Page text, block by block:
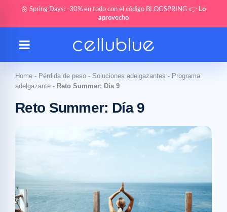
🌼 Spring Days: -30% en todo con el código BLOGSPRING 👉 Lo
aprovecho
Home - Pérdida de peso - Soluciones adelgazantes - Programa
adelgazante - Reto Summer: Día 9
Reto Summer: Día 9